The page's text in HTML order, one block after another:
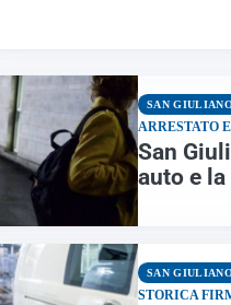
SAN
ARRESTATO
San
auto e
SAN
STORICA